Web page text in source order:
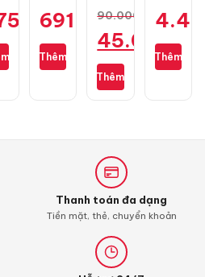
₫
70-
₫
TT902
80/90-
17
691.000₫
Thêm
RCB
trước
1 pis
cho
Exciter
135
90.000
Giá
gốc
là:
90.000 ₫.
45.000₫
Giá
hiện
Thêm
Pro
Air
Blade
Thêm
Thanh toán đa dạng
Tiền mặt, thẻ, chuyển khoản